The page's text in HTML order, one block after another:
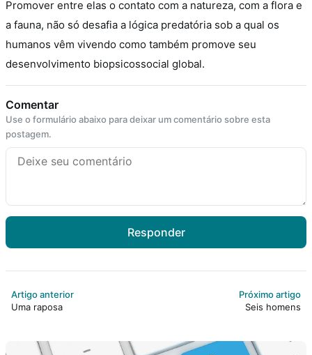
Promover entre elas o contato com a natureza, com a flora e
a fauna, não só desafia a lógica predatória sob a qual os
humanos vêm vivendo como também promove seu
desenvolvimento biopsicossocial global.
Comentar
Use o formulário abaixo para deixar um comentário sobre esta
postagem.
Responder
Artigo anterior
Uma raposa
Próximo artigo
Seis homens